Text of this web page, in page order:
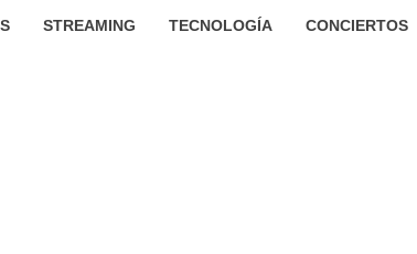
STREAMING TECNOLOGÍA CONCIERTOS